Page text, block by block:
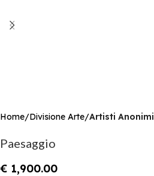
Home Divisione Arte Artisti Anonimi
Paesaggio
€ 1,900.00